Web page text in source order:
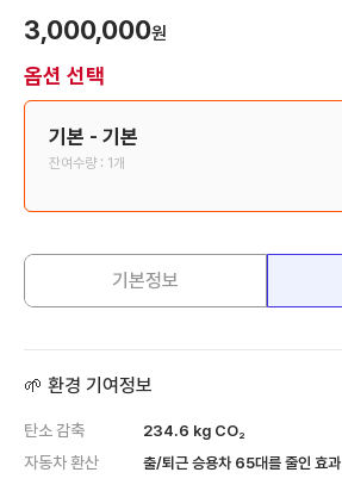
3,000,000원
옵션 선택
기본 - 기본
잔여수량 : 1개
기본정보
🌱 환경 기여정보
탄소 감축 234.6 kg CO₂
자동차 환산 출/퇴근 승용차 65대를 줄인 효과